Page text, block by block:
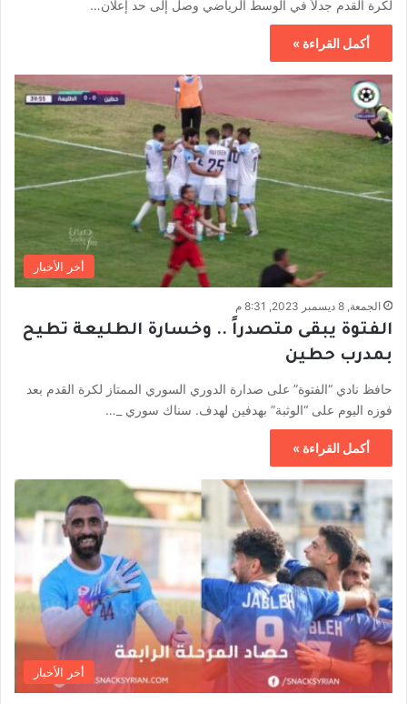
لكرة القدم جدلاً في الوسط الرياضي وصل إلى حد إعلان…
أكمل القراءة »
أخر الأخبار
الجمعة, 8 ديسمبر 2023, 8:31 م
الفتوة يبقى متصدراً .. وخسارة الطليعة تطيح
بمدرب حطين
حافظ نادي “الفتوة” على صدارة الدوري السوري الممتاز لكرة القدم بعد
فوزه اليوم على “الوثبة” بهدفين لهدف. سناك سوري _…
أكمل القراءة »
أخر الأخبار